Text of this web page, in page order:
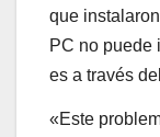
que
PC no puede
es a través
«Este